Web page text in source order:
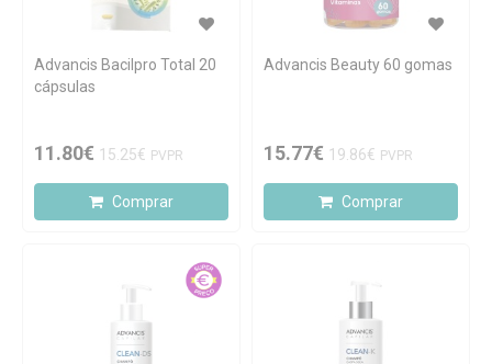
Advancis Bacilpro Total 20
cápsulas
11.80€ 15.25€ PVPR
Comprar
Advancis Beauty 60 gomas
15.77€ 19.86€ PVPR
Comprar